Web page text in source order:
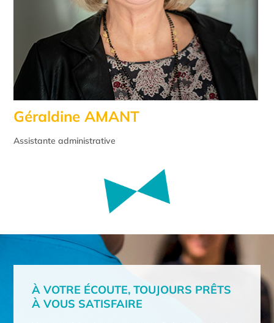
Géraldine AMANT
Assistante administrative
À VOTRE ÉCOUTE, TOUJOURS PRÊTS
À VOUS SATISFAIRE